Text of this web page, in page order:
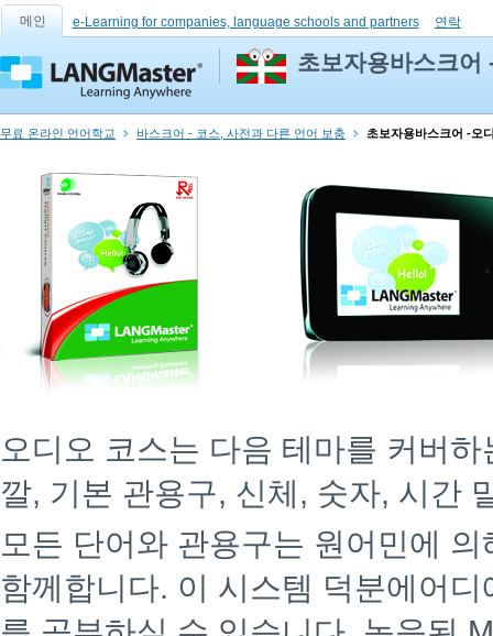
메인 e-Learning for companies, language schools and partners 연락
초보자용바스크어
무료 온라인 언어학교 바스크어 - 코스, 사전과 다른 언어 보충 초보자용바스크어 -오
오디오 코스는 다음 테마를 커버
깔, 기본 관용구, 신체, 숫자, 시간
모든 단어와 관용구는 원어민에
함께합니다. 이 시스템 덕분에어